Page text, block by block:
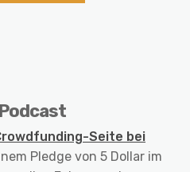
Seite bei
Pledge von 5 Dollar im